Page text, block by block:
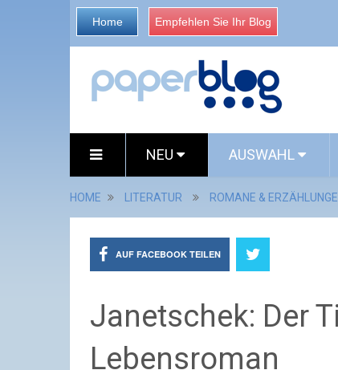
Home Empfehlen Sie Ihr Blog
NEU AUSWAHL
HOME LITERATUR ROMANE &
AUF FACEBOOK TEILEN
Janetschek: Der
Lebensroman